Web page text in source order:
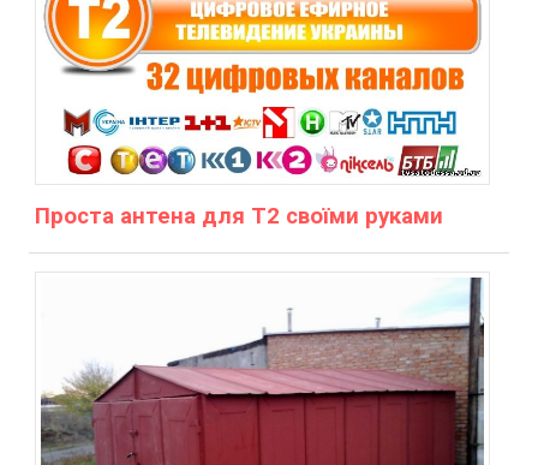
Проста антена для Т2 своїми руками